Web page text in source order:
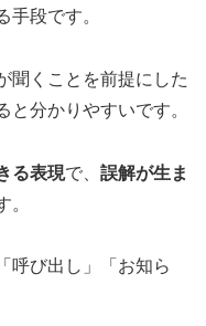
手段です。
聞くことを前提にした
と分かりやすいです。
る表現で、 誤解が生ま
。
呼び出し」「お知ら